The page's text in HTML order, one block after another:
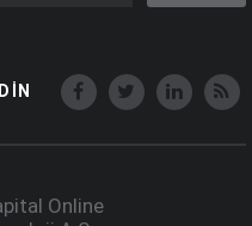
Online